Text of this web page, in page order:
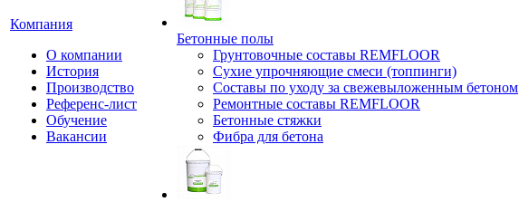
Компания
О компании
История
Производство
Референс-лист
Обучение
Вакансии
Бетонные полы
Грунтовочные составы REMFLOOR
Сухие упрочняющие смеси (топпинги)
Составы по уходу за свежевыложенным бетоном
Ремонтные составы REMFLOOR
Бетонные стяжки
Фибра для бетона